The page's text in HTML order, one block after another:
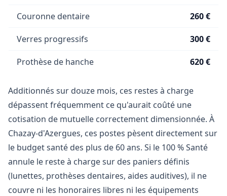
Couronne dentaire 260 €
Verres progressifs 300 €
Prothèse de hanche 620 €
Additionnés sur douze mois, ces restes à charge
dépassent fréquemment ce qu'aurait coûté une
cotisation de mutuelle correctement dimensionnée. À
Chazay-d'Azergues, ces postes pèsent directement sur
le budget santé des plus de 60 ans. Si le 100 % Santé
annule le reste à charge sur des paniers définis
(lunettes, prothèses dentaires, aides auditives), il ne
couvre ni les honoraires libres ni les équipements